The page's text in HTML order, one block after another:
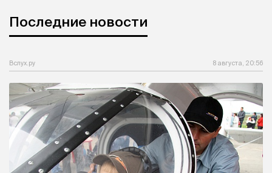
Последние новости
Вслух.ру 8 августа, 20:56